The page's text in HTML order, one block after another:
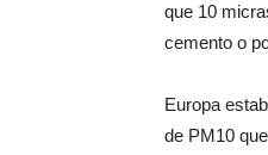
que 10
cemento o
Europa
de PM10